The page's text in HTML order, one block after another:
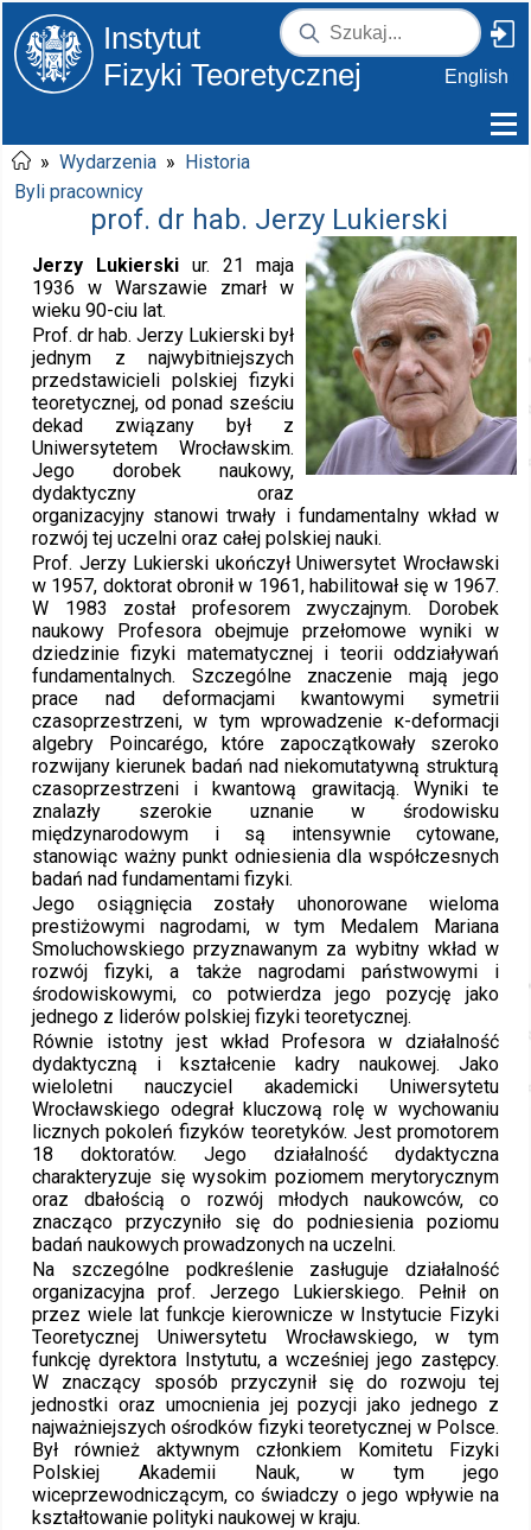
Instytut
Fizyki Teoretycznej
English
» Wydarzenia » Historia
Byli pracownicy
prof. dr hab. Jerzy Lukierski
Jerzy Lukierskiur. 21 maja
1936 w Warszawie zmarł w
wieku 90-ciu lat.
Prof. dr hab. Jerzy Lukierski był
jednym z najwybitniejszych
przedstawicieli polskiej fizyki
teoretycznej, od ponad sześciu
dekad związany był z
Uniwersytetem Wrocławskim.
Jego dorobek naukowy,
dydaktyczny oraz
organizacyjny stanowi trwały i fundamentalny wkład w
rozwój tej uczelni oraz całej polskiej nauki.
Prof. Jerzy Lukierski ukończył Uniwersytet Wrocławski
w 1957, doktorat obronił w 1961, habilitował się w 1967.
W 1983 został profesorem zwyczajnym. Dorobek
naukowy Profesora obejmuje przełomowe wyniki w
dziedzinie fizyki matematycznej i teorii oddziaływań
fundamentalnych. Szczególne znaczenie mają jego
prace nad deformacjami kwantowymi symetrii
czasoprzestrzeni, w tym wprowadzenie κ-deformacji
algebry Poincarégo, które zapoczątkowały szeroko
rozwijany kierunek badań nad niekomutatywną strukturą
czasoprzestrzeni i kwantową grawitacją. Wyniki te
znalazły szerokie uznanie w środowisku
międzynarodowym i są intensywnie cytowane,
stanowiąc ważny punkt odniesienia dla współczesnych
badań nad fundamentami fizyki.
Jego osiągnięcia zostały uhonorowane wieloma
prestiżowymi nagrodami, w tym Medalem Mariana
Smoluchowskiego przyznawanym za wybitny wkład w
rozwój fizyki, a także nagrodami państwowymi i
środowiskowymi, co potwierdza jego pozycję jako
jednego z liderów polskiej fizyki teoretycznej.
Równie istotny jest wkład Profesora w działalność
dydaktyczną i kształcenie kadry naukowej. Jako
wieloletni nauczyciel akademicki Uniwersytetu
Wrocławskiego odegrał kluczową rolę w wychowaniu
licznych pokoleń fizyków teoretyków. Jest promotorem
18 doktoratów. Jego działalność dydaktyczna
charakteryzuje się wysokim poziomem merytorycznym
oraz dbałością o rozwój młodych naukowców, co
znacząco przyczyniło się do podniesienia poziomu
badań naukowych prowadzonych na uczelni.
Na szczególne podkreślenie zasługuje działalność
organizacyjna prof. Jerzego Lukierskiego. Pełnił on
przez wiele lat funkcje kierownicze w Instytucie Fizyki
Teoretycznej Uniwersytetu Wrocławskiego, w tym
funkcję dyrektora Instytutu, a wcześniej jego zastępcy.
W znaczący sposób przyczynił się do rozwoju tej
jednostki oraz umocnienia jej pozycji jako jednego z
najważniejszych ośrodków fizyki teoretycznej w Polsce.
Był również aktywnym członkiem Komitetu Fizyki
Polskiej Akademii Nauk, w tym jego
wiceprzewodniczącym, co świadczy o jego wpływie na
kształtowanie polityki naukowej w kraju.